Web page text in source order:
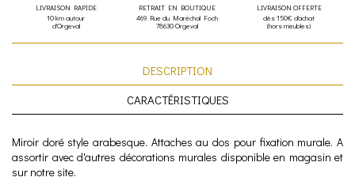
LIVRAISON RAPIDE
10 km autour
d'Orgeval
RETRAIT EN BOUTIQUE
469 Rue du Maréchal Foch
78630 Orgeval
LIVRAISON OFFERTE
dès 150€ d'achat
(hors meubles)
DESCRIPTION
CARACTÉRISTIQUES
Miroir doré style arabesque. Attaches au dos pour fixation murale. A
assortir avec d'autres décorations murales disponible en magasin et
sur notre site.